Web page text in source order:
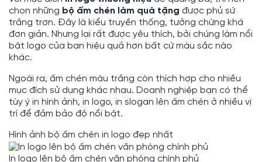
chọn những bộ ấm chén làm quà tặng được phủ sứ
trắng trơn. Đây là kiểu truyền thống, tưởng chừng khá
đơn giản. Nhưng lại rất được yêu thích, bởi chúng làm nổi
bật logo của bạn hiệu quả hơn bất cứ màu sắc nào
khác.
Ngoài ra, ấm chén màu trắng còn thích hợp cho nhiều
mục đích sử dụng khác nhau. Doanh nghiệp bạn có thể
tùy ý in hình ảnh, in logo, in slogan lên ấm chén ở nhiều vị
trí để đảm bảo độ nổi bật.
Hình ảnh bộ ấm chén in logo đẹp nhất
In logo lên bộ ấm chén văn phòng chính phủ